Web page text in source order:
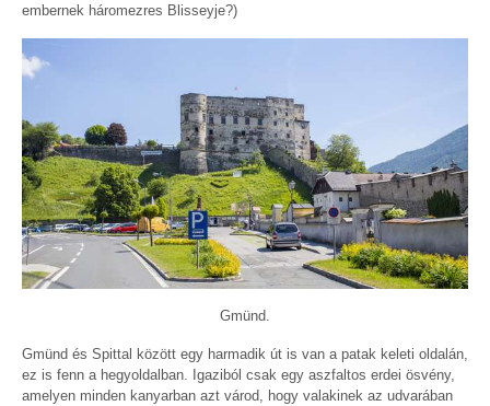
embernek háromezres Blisseyje?)
Gmünd.
Gmünd és Spittal között egy harmadik út is van a patak keleti oldalán,
ez is fenn a hegyoldalban. Igaziból csak egy aszfaltos erdei ösvény,
amelyen minden kanyarban azt várod, hogy valakinek az udvarában